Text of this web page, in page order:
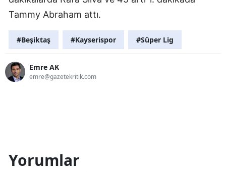
Tammy Abraham attı.
#Beşiktaş #Kayserispor #Süper Lig
Emre AK
emre@gazetekritik.com
Yorumlar